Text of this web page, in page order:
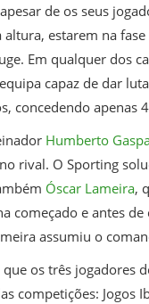
de os seus
estarem na
Em qualquer dos
capaz de dar
concedendo apenas
Humberto
rival. O Sporting
Óscar Lameira,
começado e antes
assumiu o
os três jogadores
competições: Jogos